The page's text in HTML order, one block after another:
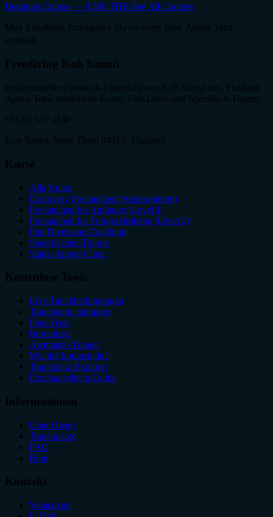
Beginner Course — 9,500 THB See All Courses
Max 3 students. Emergency O
on every boat. Apnea Total
certified.
Freediving Koh Samui
Professioneller Freitauch-Unterricht von Koh Samui aus, Thailand.
Apnea Total zertifizierte Kurse, Fun-Dives und Speerfisch-Touren.
+66 65 557 1148
Koh Samui, Surat Thani 84310, Thailand
Kurse
Alle Kurse
Discovery Freitauchen (Ausprobieren)
Freitauchen für Anfänger (Level 1)
Freitauchen für Fortgeschrittene (Level 2)
Fun Dives und Coaching
Speerfischen-Touren
Statik-Apnoe-Clinic
Kostenlose Tools
Live-Tauchbedingungen
Tauchgang eintragen
Foto-Feed
Bestenliste
Atemhalte-Trainer
Wie tief kommst du?
Tauchplatz-Explorer
Druckausgleich-Guide
Informationen
Über Diego
Tauchplätze
FAQ
Blog
Kontakt
WhatsApp